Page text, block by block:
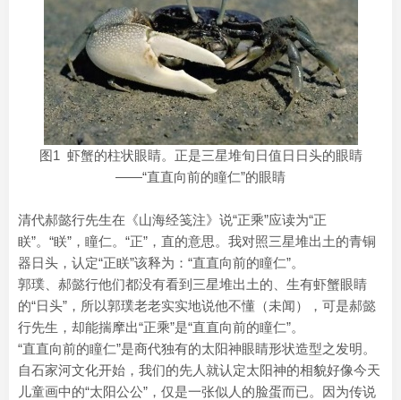
图1 虾蟹的柱状眼睛。正是三星堆旬日值日日头的眼睛
——“直直向前的瞳仁”的眼睛
清代郝懿行先生在《山海经笺注》说“正乘”应读为“正
眹”。“眹”，瞳仁。“正”，直的意思。我对照三星堆出土的青铜
器日头，认定“正眹”该释为：“直直向前的瞳仁”。
郭璞、郝懿行他们都没有看到三星堆出土的、生有虾蟹眼睛
的“日头”，所以郭璞老老实实地说他不懂（未闻），可是郝懿
行先生，却能揣摩出“正乘”是“直直向前的瞳仁”。
“直直向前的瞳仁”是商代独有的太阳神眼睛形状造型之发明。
自石家河文化开始，我们的先人就认定太阳神的相貌好像今天
儿童画中的“太阳公公”，仅是一张似人的脸蛋而已。因为传说